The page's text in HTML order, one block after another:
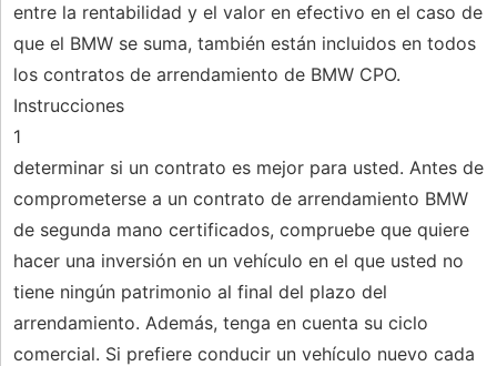
entre la rentabilidad y el valor en efectivo en el caso de
que el BMW se suma, también están incluidos en todos
los contratos de arrendamiento de BMW CPO.
Instrucciones
1
determinar si un contrato es mejor para usted. Antes de
comprometerse a un contrato de arrendamiento BMW
de segunda mano certificados, compruebe que quiere
hacer una inversión en un vehículo en el que usted no
tiene ningún patrimonio al final del plazo del
arrendamiento. Además, tenga en cuenta su ciclo
comercial. Si prefiere conducir un vehículo nuevo cada